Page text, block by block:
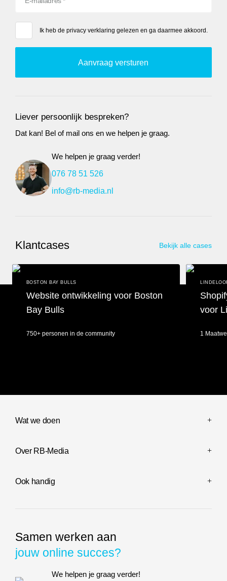
Ik heb de privacy verklaring gelezen en ga daarmee akkoord.
Liever persoonlijk bespreken?
Dat kan! Bel of mail ons en we helpen je graag.
We helpen je graag verder!
076 78 51 526
info@rb-media.nl
Klantcases Bekijk alle cases
BOSTON BAY BULLS
Website ontwikkeling voor Boston
Bay Bulls
750+ personen in de community
voor
1
Samen werken aan
jouw online succes?
We helpen je graag verder!
Wat we doen
Over RB-Media
Ook handig